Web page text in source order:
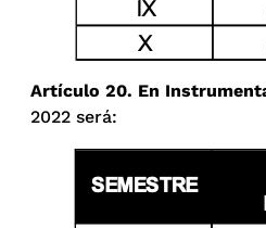
Artículo 20. En
2022 será: